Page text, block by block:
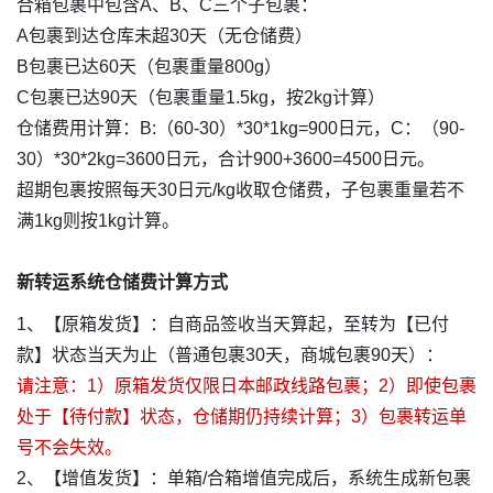
合箱包裹中包含A、B、C三个子包裹：
A包裹到达仓库未超30天（无仓储费）
B包裹已达60天（包裹重量800g）
C包裹已达90天（包裹重量1.5kg，按2kg计算）
仓储费用计算：B:（60-30）*30*1kg=900日元，C：（90-
30）*30*2kg=3600日元，合计900+3600=4500日元。
超期包裹按照每天30日元/kg收取仓储费，子包裹重量若不
满1kg则按1kg计算。
新转运系统仓储费计算方式
1、【原箱发货】：自商品签收当天算起，至转为【已付
款】状态当天为止（普通包裹30天，商城包裹90天）：
请注意：1）原箱发货仅限日本邮政线路包裹；2）即使包裹
处于【待付款】状态，仓储期仍持续计算；3）包裹转运单
号不会失效。
2、【增值发货】：单箱/合箱增值完成后，系统生成新包裹